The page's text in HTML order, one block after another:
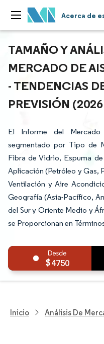
Acerca de
TAMAÑO Y
MERCADO DE
- TENDENCIAS
PREVISIÓN
El Informe del
segmentado por Tipo de
Fibra de Vidrio, Espuma
Aplicación (Petróleo y Gas,
Ventilación y Aire
Geografía (Asia-Pacífico,
del Sur y Oriente Medio y
se Proporcionan en
4750
Inicio Análisis De